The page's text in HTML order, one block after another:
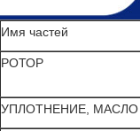
Имя частей
РОТОР
УПЛОТНЕНИЕ, МАСЛО